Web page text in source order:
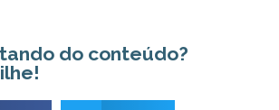
do conteúdo?